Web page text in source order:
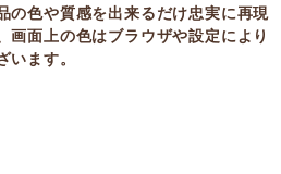
の色や質感を出来るだけ忠実に再現
画面上の色はブラウザや設定により
います。